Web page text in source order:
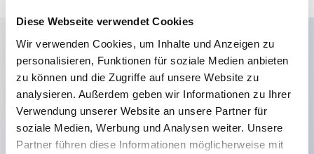
Diese Webseite verwendet Cookies
Wir verwenden Cookies, um Inhalte und Anzeigen zu
personalisieren, Funktionen für soziale Medien anbieten
zu können und die Zugriffe auf unsere Website zu
analysieren. Außerdem geben wir Informationen zu Ihrer
Verwendung unserer Website an unsere Partner für
soziale Medien, Werbung und Analysen weiter. Unsere
Partner führen diese Informationen möglicherweise mit
Hauptmerkmale
Eine dichte Montage in Gruppen ist möglich, und
das An- und Abstecken der Kontakt-Einheit ist
auch bei der dichten Montage in Gruppen einfach